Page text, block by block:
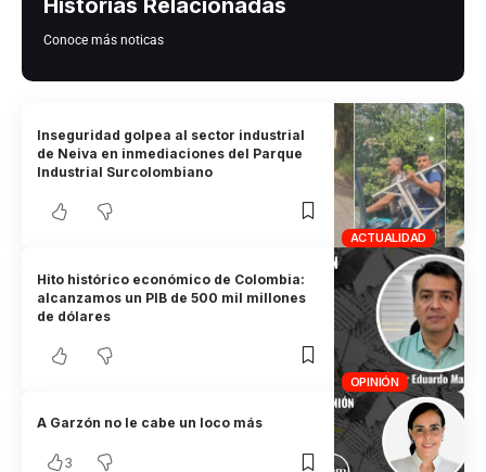
Historias Relacionadas
Conoce más noticas
ACTUALIDAD
Inseguridad golpea al sector industrial
de Neiva en inmediaciones del Parque
Industrial Surcolombiano
OPINIÓN
Hito histórico económico de Colombia:
alcanzamos un PIB de 500 mil millones
de dólares
A Garzón no le cabe un loco más
3